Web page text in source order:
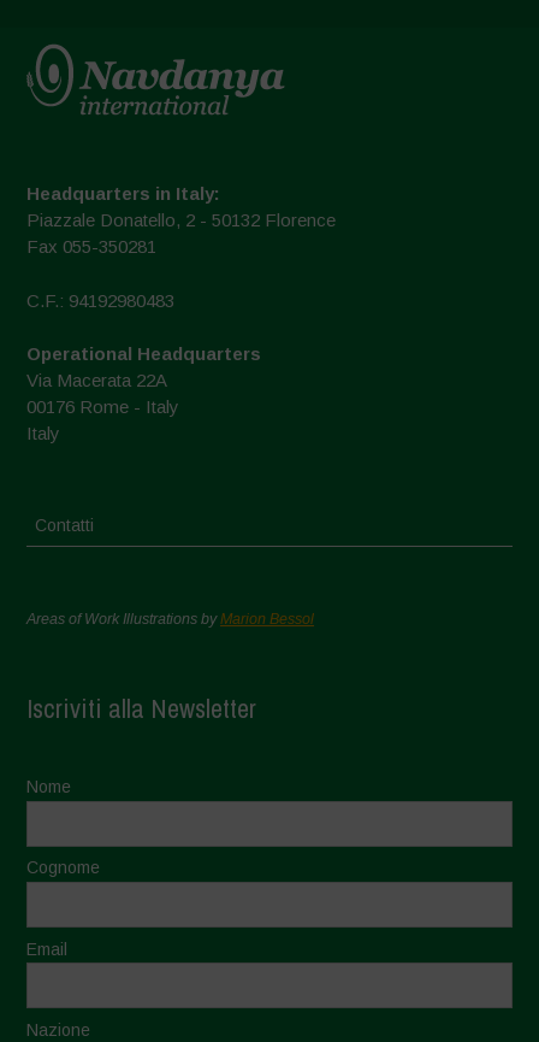
Headquarters in Italy:
Piazzale Donatello, 2 - 50132 Florence
Fax 055-350281
C.F.: 94192980483
Operational Headquarters
Via Macerata 22A
00176 Rome - Italy
Italy
Contatti
Areas of Work Illustrations byMarion Bessol
Iscriviti alla Newsletter
Nome
Cognome
Email
Nazione